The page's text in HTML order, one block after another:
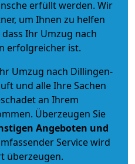
erfüllt werden. Wir
um Ihnen zu helfen
Ihr Umzug nach
erfolgreicher ist.
Umzug nach Dillingen-
und alle Ihre Sachen
an Ihrem
Überzeugen Sie
Angeboten und
Service wird
überzeugen.